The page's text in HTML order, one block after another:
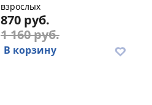
взрослых
870 руб.
1 160 руб.
В корзину